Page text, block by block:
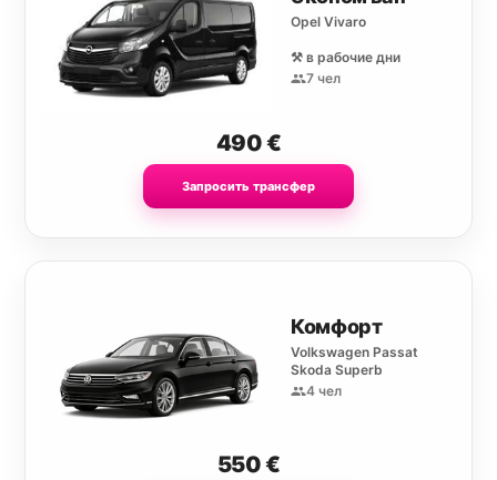
Opel Vivaro
⚒️ в рабочие дни
7 чел
490€
Запросить трансфер
Комфорт
Volkswagen Passat
Skoda Superb
4 чел
550€